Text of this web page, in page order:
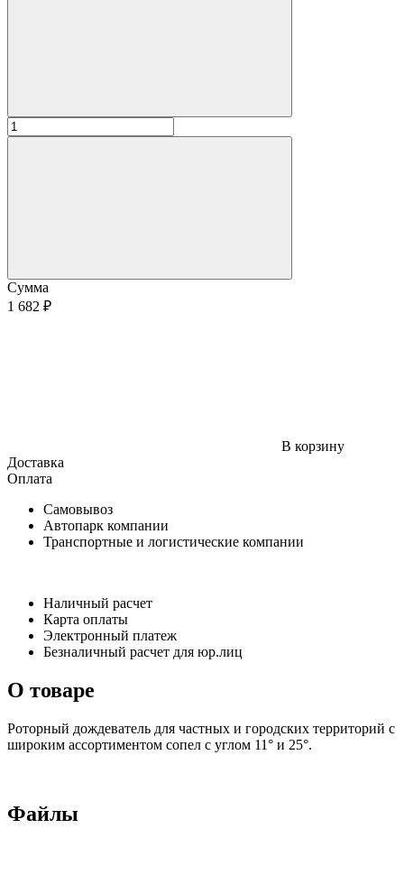
Сумма
1 682 ₽
В корзину
Доставка
Оплата
Самовывоз
Автопарк компании
Транспортные и логистические компании
Наличный расчет
Карта оплаты
Электронный платеж
Безналичный расчет для юр.лиц
О товаре
Роторный дождеватель для частных и городских территорий с
широким ассортиментом сопел с углом 11° и 25°.
Файлы